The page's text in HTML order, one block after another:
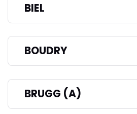
BIEL
BOUDRY
BRUGG (A)